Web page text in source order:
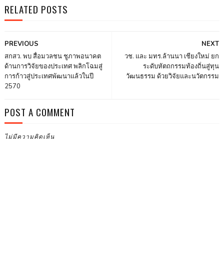
RELATED POSTS
NEXT
วช. และ มทร.ล้านนา เชียงใหม่ ยก
ระดับหัตถกรรมท้องถิ่นสู่ทุน
วัฒนธรรม ด้วยวิจัยและนวัตกรรม
PREVIOUS
สกสว. พบ สื่อมวลชน ชูภาพอนาคต
ด้านการวิจัยของประเทศ พลิกโฉมสู่
การก้าวสู่ประเทศพัฒนาแล้วในปี
2570
POST A COMMENT
ไม่มีความคิดเห็น